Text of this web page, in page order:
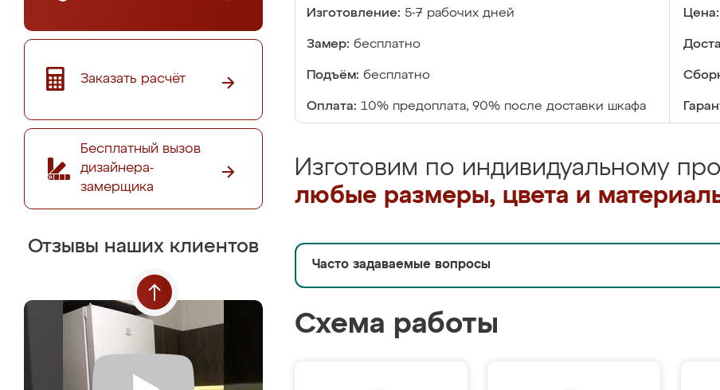
Заказать расчёт
Бесплатный вызов
дизайнера-
замерщика
Отзывы наших клиентов
Изготовление: 5-7 рабочих дней Цена:
Замер: бесплатно
Подъём: бесплатно
Оплата: 10% предоплата, 90% после доставки шкафа
Изготовим по индивидуальному
любые размеры, цвета и
Часто задаваемые вопросы
Схема работы